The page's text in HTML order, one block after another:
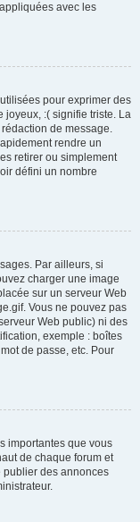
avec les
pour exprimer des
joyeux, :( signifie triste. La
de message.
rendre un
retirer ou simplement
défini un nombre
Par ailleurs, si
charger une image
sur un serveur Web
Vous ne pouvez pas
Web public) ni des
exemple : boîtes
de passe, etc. Pour
importantes que vous
de chaque forum et
publier des annonces